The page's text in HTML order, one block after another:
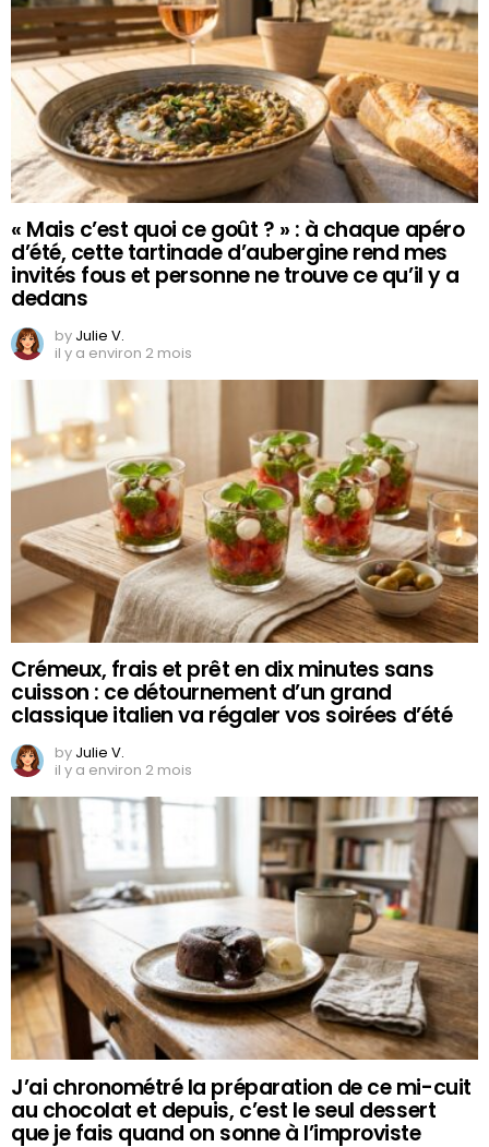
« Mais c’est quoi ce goût ? » : à chaque apéro
d’été, cette tartinade d’aubergine rend mes
invités fous et personne ne trouve ce qu’il y a
dedans
by Julie V.
il y a environ 2 mois
Crémeux, frais et prêt en dix minutes sans
cuisson : ce détournement d’un grand
classique italien va régaler vos soirées d’été
by Julie V.
il y a environ 2 mois
J’ai chronométré la préparation de ce mi-cuit
au chocolat et depuis, c’est le seul dessert
que je fais quand on sonne à l’improviste